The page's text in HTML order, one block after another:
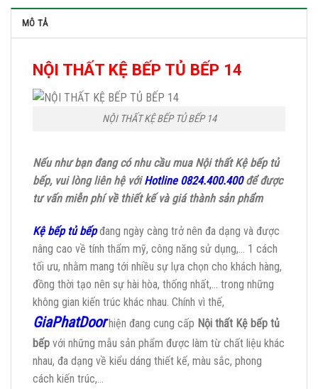
MÔ TẢ
NỘI THẤT KỆ BẾP TỦ BẾP 14
NỘI THẤT KỆ BẾP TỦ BẾP 14
Nếu như bạn đang có nhu cầu mua Nội thất Kệ bếp tủ
bếp, vui lòng liên hệ vớiHotline 0824.400.400để được
tư vấn miễn phí về thiết kế và giá thành sản phẩm
Kệ bếp tủ bếpđang ngày càng trở nên đa dạng và được
nâng cao về tính thẩm mỹ, công năng sử dụng,… 1 cách
tối ưu, nhằm mang tới nhiều sự lựa chọn cho khách hàng,
đồng thời tạo nên sự hài hòa, thống nhất,… trong những
không gian kiến trúc khác nhau. Chính vì thế,
GiaPhatDoorhiện đang cung cấp Nội thất Kệ bếp tủ
bếp với những mẫu sản phẩm được làm từ chất liệu khác
nhau, đa dạng về kiểu dáng thiết kế, màu sắc, phong
cách kiến trúc,…